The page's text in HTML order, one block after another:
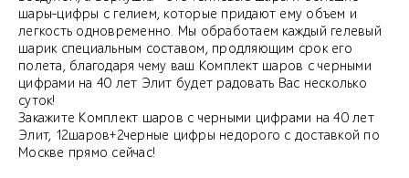
шары-цифры с гелием, которые придают ему объем и
легкость одновременно. Мы обработаем каждый гелевый
шарик специальным составом, продляющим срок его
полета, благодаря чему ваш Комплект шаров с черными
цифрами на 40 лет Элит будет радовать Вас несколько
суток!
Закажите Комплект шаров с черными цифрами на 40 лет
Элит, 12шаров+2черные цифры недорого с доставкой по
Москве прямо сейчас!